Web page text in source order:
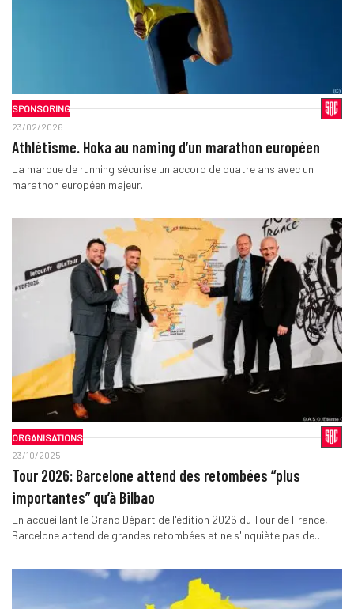
SPONSORING
23/02/2026
Athlétisme. Hoka au naming d’un marathon européen
La marque de running sécurise un accord de quatre ans avec un
marathon européen majeur.
ORGANISATIONS
23/10/2025
Tour 2026: Barcelone attend des retombées “plus
importantes” qu’à Bilbao
En accueillant le Grand Départ de l'édition 2026 du Tour de France,
Barcelone attend de grandes retombées et ne s'inquiète pas de…